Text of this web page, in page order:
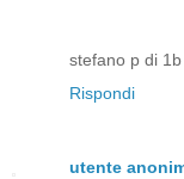
stefano p di 1b
Rispondi
utente